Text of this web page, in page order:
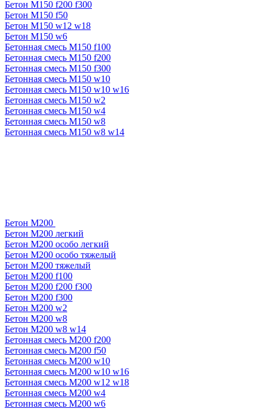
Бетон М150 f200 f300
Бетон М150 f50
Бетон М150 w12 w18
Бетон М150 w6
Бетонная смесь М150 f100
Бетонная смесь М150 f200
Бетонная смесь М150 f300
Бетонная смесь М150 w10
Бетонная смесь М150 w10 w16
Бетонная смесь М150 w2
Бетонная смесь М150 w4
Бетонная смесь М150 w8
Бетонная смесь М150 w8 w14
Бетон М200
Бетон М200 легкий
Бетон М200 особо легкий
Бетон М200 особо тяжелый
Бетон М200 тяжелый
Бетон М200 f100
Бетон М200 f200 f300
Бетон М200 f300
Бетон М200 w2
Бетон М200 w8
Бетон М200 w8 w14
Бетонная смесь М200 f200
Бетонная смесь М200 f50
Бетонная смесь М200 w10
Бетонная смесь М200 w10 w16
Бетонная смесь М200 w12 w18
Бетонная смесь М200 w4
Бетонная смесь М200 w6